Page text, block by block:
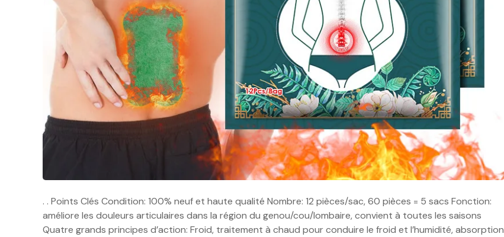
. . Points Clés Condition: 100% neuf et haute qualité Nombre: 12 pièces/sac, 60 pièces = 5 sacs Fonction:
améliore les douleurs articulaires dans la région du genou/cou/lombaire, convient à toutes les saisons
Quatre grands principes d’action: Froid, traitement à chaud pour conduire le froid et l’humidité, absorption